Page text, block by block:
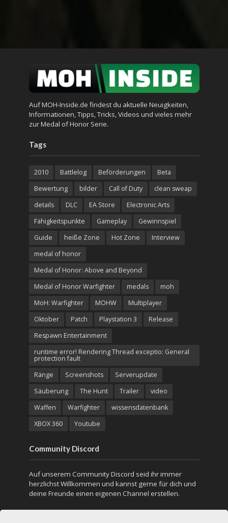
Auf MOH-Inside.de findest du aktuelle Neuigkeiten,
Informationen, Tipps, Tricks, Videos und vieles mehr
zur Medal of Honor Serie.
Tags
2010 Battlelog Beförderungen
Beta
Bewertung
bilder Call of Duty
clean sweap
details
DLC EA Store
Electronic Arts
Fähigkeitspunkte
Gameplay
Gewinnspiel
Guide
heiße Zone Hot Zone
Interview
medal of honor
Medal of Honor: Above and Beyond
Medal of Honor Warfighter
medals
moh
MoH: Warfighter
MOHW
Multiplayer
Oktober
Patch Playstation 3
Release
Respawn Entertainment
runtime error! Rendering Thread exceptio: General
protection fault
Ränge
Screenshots
Serverupdate
Säuberung
The Hunt Trailer
video
Waffen
Warfighter
wissensdatenbank
XBOX 360
Youtube
Community Discord
Auf unserem Community Discord seid ihr immer
herzlichst Willkommen und kannst gerne für dich und
deine Freunde einen eigenen Channel erstellen.